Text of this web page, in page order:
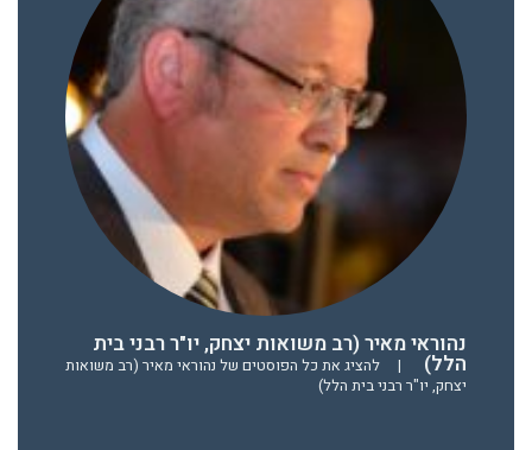
נהוראי מאיר (רב משואות יצחק, יו"ר רבני בית
הלל) |
להציג את כל הפוסטים של נהוראי מאיר (רב משואות
יצחק, יו"ר רבני בית הלל)